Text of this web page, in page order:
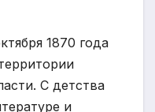
1870 года
С детства
и